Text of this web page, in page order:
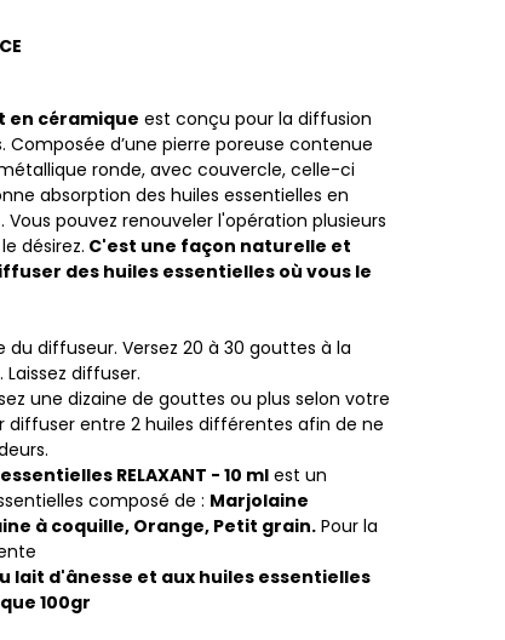
en céramique est conçu pour la diffusion
Composée d’une pierre poreuse contenue
ronde, avec couvercle, celle-ci
absorption des huiles essentielles en
Vous pouvez renouveler l'opération plusieurs
désirez. C'est une façon naturelle et
des huiles essentielles où vous le
du diffuseur. Versez 20 à 30 gouttes à la
diffuser.
une dizaine de gouttes ou plus selon votre
diffuser entre 2 huiles différentes afin de ne
RELAXANT - 10 mlest un
composé de : Marjolaine
à coquille, Orange, Petit grain.Pour la
lait d'ânesse et aux huiles essentielles
100gr